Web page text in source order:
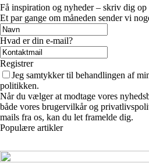
Få inspiration og nyheder – skriv dig op
Et par gange om måneden sender vi
Hvad er din e-mail?
Registrer
Jeg samtykker til behandlingen af
politikken.
Når du vælger at modtage vores
både vores brugervilkår og
mails fra os, kan du let framelde dig.
Populære artikler